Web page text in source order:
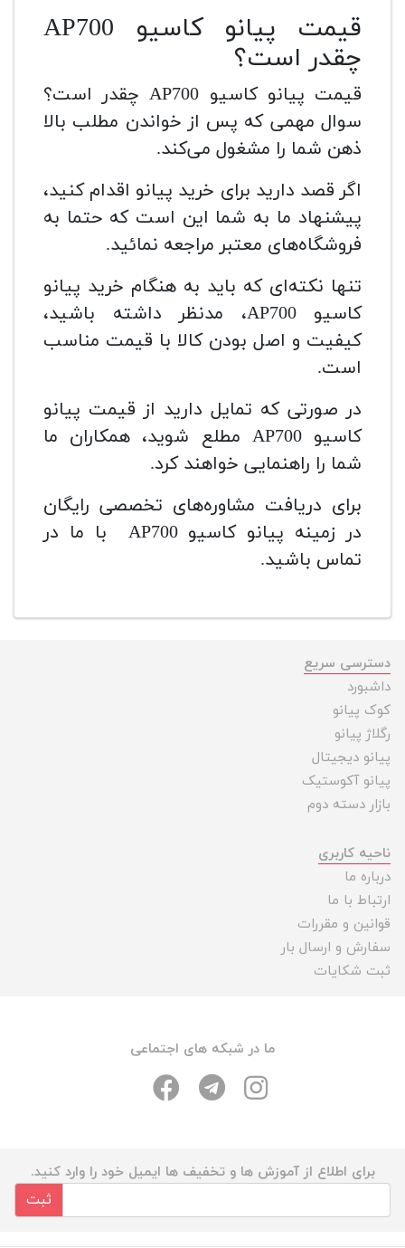
قیمت پیانو کاسیو AP700
چقدر است؟
قیمت پیانو کاسیو AP700 چقدر است؟
سوال مهمی که پس از خواندن مطلب بالا
ذهن شما را مشغول می‌کند.
اگر قصد دارید برای خرید پیانو اقدام کنید،
پیشنهاد ما به شما این است که حتما به
فروشگاه‌های معتبر مراجعه نمائید.
تنها نکته‌ای که باید به هنگام خرید پیانو
کاسیو AP700، مدنظر داشته باشید،
کیفیت و اصل بودن کالا با قیمت مناسب
است.
در صورتی که تمایل دارید از قیمت پیانو
کاسیو AP700 مطلع شوید، همکاران ما
شما را راهنمایی خواهند کرد.
برای دریافت مشاوره‌های تخصصی رایگان
در زمینه پیانو کاسیو AP700 با ما در
تماس باشید.
دسترسی سریع
داشبورد
کوک پیانو
رگلاژ پیانو
پیانو دیجیتال
پیانو آکوستیک
بازار دسته دوم
ناحیه کاربری
درباره ما
ارتباط با ما
قوانین و مقررات
سفارش و ارسال بار
ثبت شکایات
ما در شبکه های اجتماعی
برای اطلاع از آموزش ها و تخفیف ها ایمیل خود را وارد کنید.
ثبت